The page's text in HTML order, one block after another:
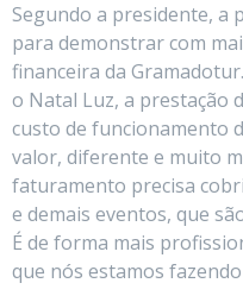
Segundo a presidente, a
para demonstrar com
financeira da
o Natal Luz, a prestação
custo de funcionamento
valor, diferente e muito
faturamento precisa
e demais eventos, que
É de forma mais
que nós estamos